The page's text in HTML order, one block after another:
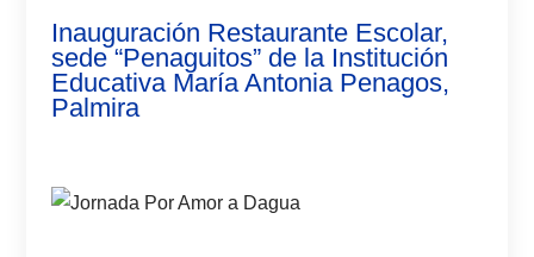
Inauguración Restaurante Escolar,
sede “Penaguitos” de la Institución
Educativa María Antonia Penagos,
Palmira